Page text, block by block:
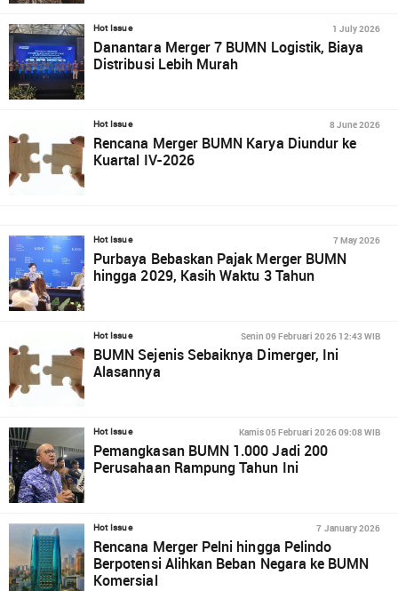
Hot Issue 1 July 2026
Danantara Merger 7 BUMN Logistik, Biaya
Distribusi Lebih Murah
Hot Issue 8 June 2026
Rencana Merger BUMN Karya Diundur ke
Kuartal IV-2026
Hot Issue 7 May 2026
Purbaya Bebaskan Pajak Merger BUMN
hingga 2029, Kasih Waktu 3 Tahun
Hot Issue Senin 09 Februari 2026 12:43 WIB
BUMN Sejenis Sebaiknya Dimerger, Ini
Alasannya
Hot Issue Kamis 05 Februari 2026 09:08 WIB
Pemangkasan BUMN 1.000 Jadi 200
Perusahaan Rampung Tahun Ini
Hot Issue 7 January 2026
Rencana Merger Pelni hingga Pelindo
Berpotensi Alihkan Beban Negara ke BUMN
Komersial